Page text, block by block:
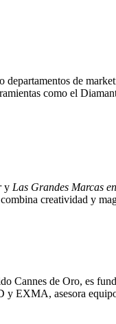
de
como el
y Las Grandes Marcas
creatividad y
Cannes de Oro, es
y EXMA, asesora